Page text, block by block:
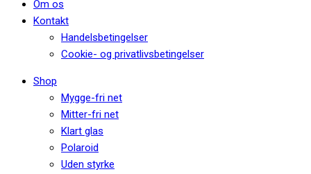
Om os
Kontakt
Handelsbetingelser
Cookie- og privatlivsbetingelser
Shop
Mygge-fri net
Mitter-fri net
Klart glas
Polaroid
Uden styrke